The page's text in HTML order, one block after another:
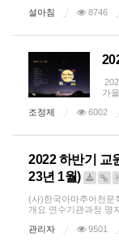
설아침
8746
가
조정제
6002
2022 하반기 교
23년 1월)
(사)한국아마추어천문
개요 연수기관과정 명
관리자
9501